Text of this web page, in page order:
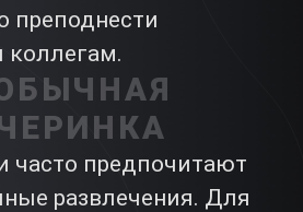
преподнести
коллегам.
предпочитают
развлечения. Для